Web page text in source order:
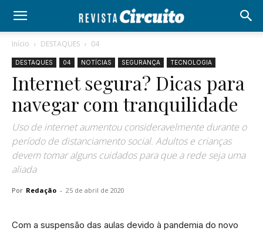
Início DESTAQUES 04
DESTAQUES 04 NOTÍCIAS SEGURANÇA TECNOLOGIA
Internet segura? Dicas para
navegar com tranquilidade
Uso de internet aumentou consideravelmente durante o
período de distanciamento social. Adultos e crianças
devem tomar alguns cuidados para que a rede seja uma
aliada
Por Redação - 25 de abril de 2020
Com a suspensão das aulas devido à pandemia do novo